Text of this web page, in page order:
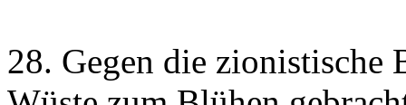
28. Gegen die zionistische